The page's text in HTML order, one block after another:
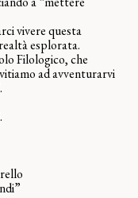
vivere questa
esplorata.
Filologico, che
ad avventurarvi